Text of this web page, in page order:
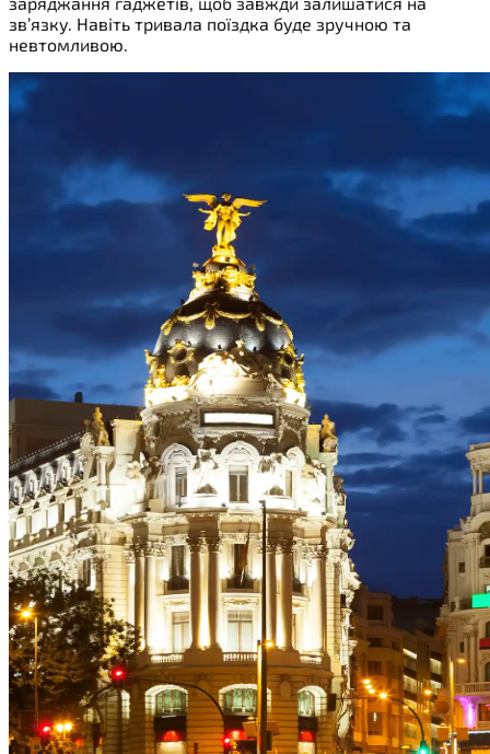
зв’язку. Навіть тривала поїздка буде зручною та
невтомливою.